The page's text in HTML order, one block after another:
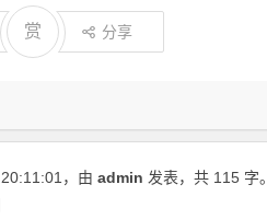
赏 分享
20:11:01 ，由 admin 发表，共 115 字。